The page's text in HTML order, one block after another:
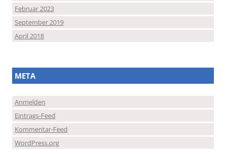
Februar 2023
September 2019
April 2018
META
Anmelden
Eintrags-Feed
Kommentar-Feed
WordPress.org